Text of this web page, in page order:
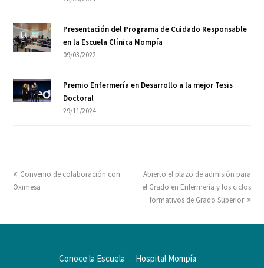
Presentación del Programa de Cuidado Responsable
en la Escuela Clínica Mompía
09/03/2022
Premio Enfermería en Desarrollo a la mejor Tesis
Doctoral
29/11/2024
Convenio de colaboración con
Oximesa
Abierto el plazo de admisión para
el Grado en Enfermería y los ciclos
formativos de Grado Superior
Conoce la Escuela
Hospital Mompía